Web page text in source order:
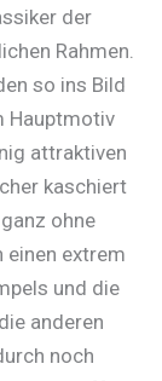
der
Rahmen.
so ins Bild
Hauptmotiv
attraktiven
kaschiert
ohne
einen extrem
und die
anderen
noch